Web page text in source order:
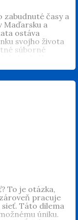
sa pamätá, aj
zabudnuté časy a
Maďarsku a
ostáva
svojho života
súborné
nového
príbehy,
– 1936,
maďarskej
koreň
že jeho
na
Základ
a na
fakulty
Zlákali ho však
v umelecko-
výnimočnú
To je otázka,
pracuje
Táto dilema
úniku.